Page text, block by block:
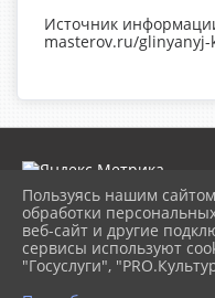
Источник
masterov.ru/
2026 г. museumkam.ru
Вход
Карта сайта
Политика обработки
Пользуясь нашим
обработки
веб-сайт и другие
сервисы используют
"Госуслуги",